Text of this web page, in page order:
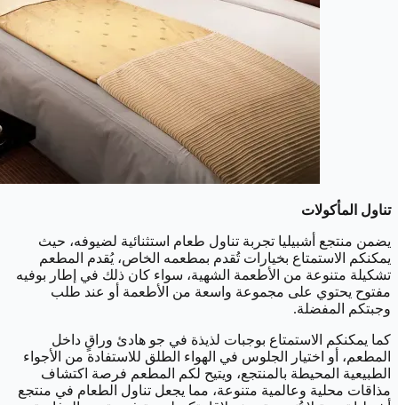
تناول المأكولات
يضمن منتجع أشبيليا تجربة تناول طعام استثنائية لضيوفه، حيث
يمكنكم الاستمتاع بخيارات تُقدم بمطعمه الخاص، يُقدم المطعم
تشكيلة متنوعة من الأطعمة الشهية، سواء كان ذلك في إطار بوفيه
مفتوح يحتوي على مجموعة واسعة من الأطعمة أو عند طلب
وجبتكم المفضلة.
كما يمكنكم الاستمتاع بوجبات لذيذة في جو هادئ وراقٍ داخل
المطعم، أو اختيار الجلوس في الهواء الطلق للاستفادة من الأجواء
الطبيعية المحيطة بالمنتجع، ويتيح لكم المطعم فرصة اكتشاف
مذاقات محلية وعالمية متنوعة، مما يجعل تناول الطعام في منتجع